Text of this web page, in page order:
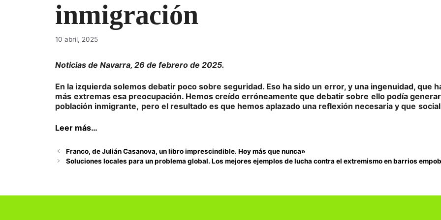
inmigración
10 abril, 2025
Noticias de Navarra, 26 de febrero de 2025.
En la izquierda solemos debatir poco sobre seguridad. Eso ha sido un error, y una ingenuidad, que
más extremas esa preocupación. Hemos creído erróneamente que debatir sobre ello podía
población inmigrante, pero el resultado es que hemos aplazado una reflexión necesaria y que
Leer más…
Franco, de Julián Casanova, un libro imprescindible. Hoy más que nunca»
Soluciones locales para un problema global. Los mejores ejemplos de lucha contra el extremismo en barrios